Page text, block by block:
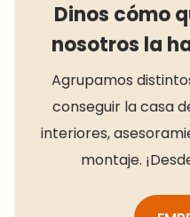
Dinos cómo
nosotros la
Agrupamos
conseguir la casa
interiores,
montaje.